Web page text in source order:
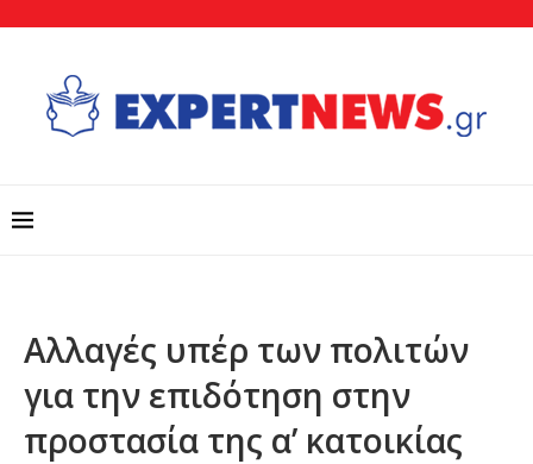
Αλλαγές υπέρ των πολιτών
για την επιδότηση στην
προστασία της α’ κατοικίας